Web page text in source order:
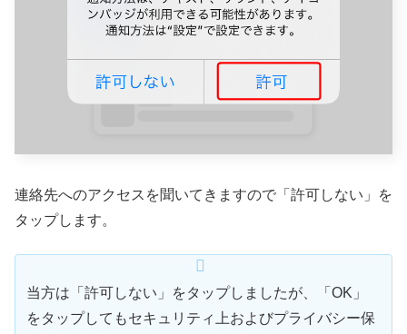
連絡先へのアクセスを聞いてきますので「許可しない」を
タップします。
当方は「許可しない」をタップしましたが、「OK」
をタップしてもセキュリティ上およびプライバシー保